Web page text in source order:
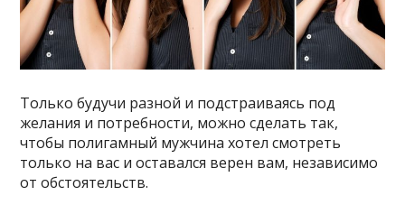
Только будучи разной и подстраиваясь под
желания и потребности, можно сделать так,
чтобы полигамный мужчина хотел смотреть
только на вас и оставался верен вам, независимо
от обстоятельств.